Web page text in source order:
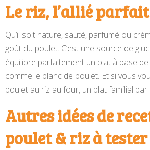
Le riz, l’allié
Qu’il soit nature, sauté, parfumé ou
goût du poulet. C’est une source de
équilibre parfaitement un plat à base
comme le blanc de poulet. Et si vous
poulet au riz au four, un plat familial par
Autres idées de
poulet & riz à tester